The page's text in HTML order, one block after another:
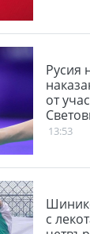
Русия
от
13:53
с